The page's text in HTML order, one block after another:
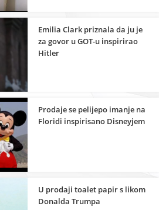
Emilia Clark priznala da ju je
za govor u GOT-u inspirirao
Hitler
Prodaje se pelijepo imanje na
Floridi inspirisano Disneyjem
U prodaji toalet papir s likom
Donalda Trumpa